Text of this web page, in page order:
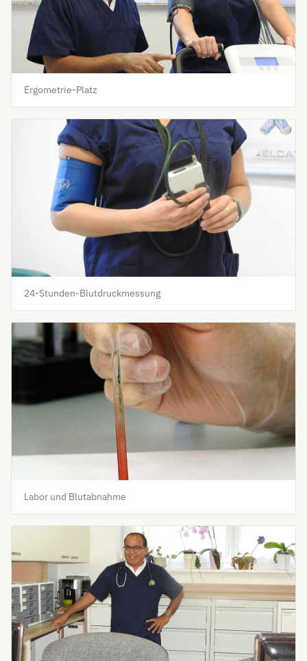
Ergometrie-Platz
24-Stunden-Blutdruckmessung
Labor und Blutabnahme